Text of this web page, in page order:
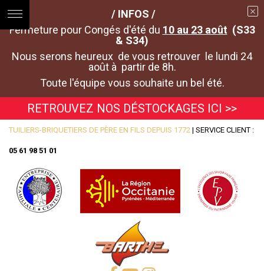
/ INFOS /
Fermeture pour Congés d'été du 10 au 23 août (S33
& S34)
Nous serons heureux de vous retrouver le lundi 24
août à partir de 8h.
Toute l'équipe vous souhaite un bel été.
RETROUVEZ NOS DÉSTOCKAGES ICI >>
TUILIERS-BRIQUETIERS DE PÈRE EN FILS DEPUIS 1772 | SERVICE CLIENT :
05 61 98 51 01